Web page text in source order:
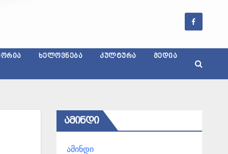
ᲮᲔᲚᲝᲕᲜᲔᲑᲐ ᲙᲣᲚᲢᲣᲠᲐ ᲛᲔᲓᲘᲐ
ᲐᲛᲘᲜᲓᲘ
ამინდი